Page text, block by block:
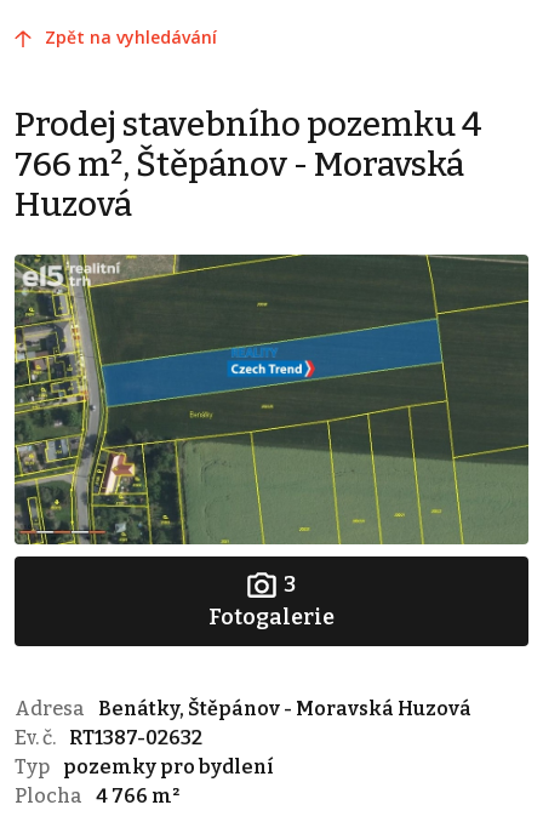
Zpět na vyhledávání
Prodej stavebního pozemku 4
766 m², Štěpánov - Moravská
Huzová
3
Fotogalerie
Adresa
Benátky, Štěpánov - Moravská Huzová
Ev. č.
RT1387-02632
Typ
pozemky pro bydlení
Plocha
4 766 m²